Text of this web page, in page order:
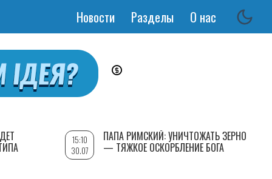
Основная
Новости Разделы О нас
15:10
30.07
ПАПА РИМСКИЙ: УНИЧТОЖАТЬ ЗЕРНО
— ТЯЖКОЕ ОСКОРБЛЕНИЕ БОГА